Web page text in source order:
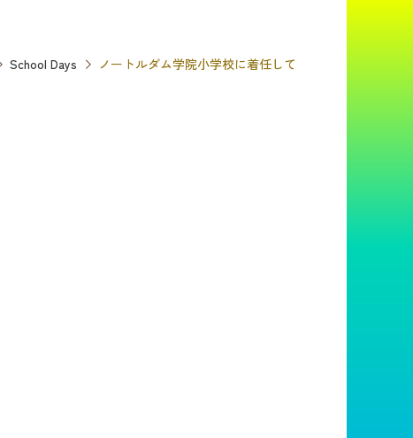
School Days ノートルダム学院小学校に着任して